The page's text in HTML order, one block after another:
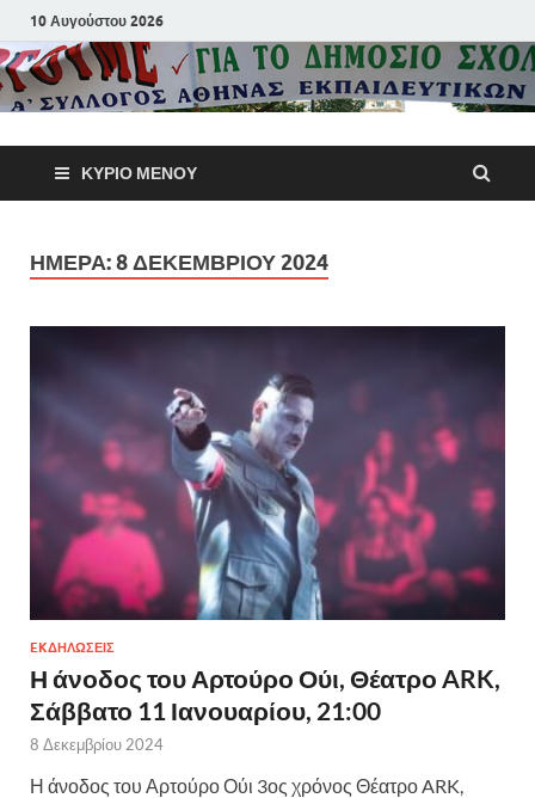
10 Αυγούστου 2026
Α΄
Αθηνών
Π.Ε.
ΚΎΡΙΟ ΜΕΝΟΎ
ΗΜΈΡΑ:8 ΔΕΚΕΜΒΡΊΟΥ 2024
EKΔΗΛΩΣΕΙΣ
Η άνοδος του Αρτούρο Ούι, Θέατρο ARK,
Σάββατο 11 Ιανουαρίου, 21:00
8 Δεκεμβρίου 2024
Η άνοδος του Αρτούρο Ούι 3ος χρόνος Θέατρο ARK,